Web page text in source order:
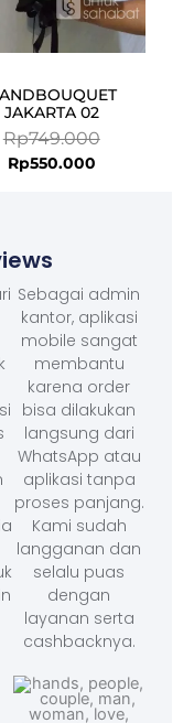
JAKARTA 02
Rp749.000
Rp550.000
Sebagai admin
kantor, aplikasi
mobile sangat
membantu
karena order
bisa dilakukan
langsung dari
WhatsApp atau
aplikasi tanpa
proses panjang.
Kami sudah
langganan dan
selalu puas
dengan
layanan serta
cashbacknya.